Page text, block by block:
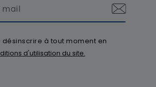
désinscrire à tout moment en
d'utilisation du site.